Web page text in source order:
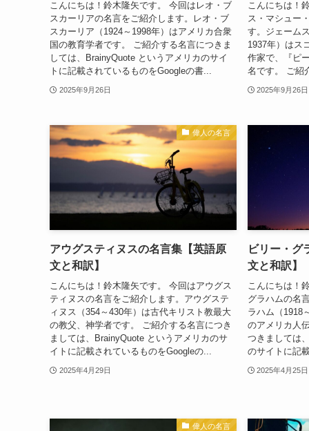
こんにちは！鈴木隆矢です。 今回はレオ・ブ
スカーリアの名言をご紹介します。レオ・ブ
スカーリア（1924～1998年）はアメリカ合衆
国の教育学者です。 ご紹介する名言につきま
しては、BrainyQuote というアメリカのサイ
トに記載されているものをGoogleの書...
2025年9月26日
こんにちは！
ス・マシュー
す。ジェーム
1937年）はス
作家で、『ピ
名です。 ご紹
2025年9月26日
偉人の名言
アウグスティヌスの名言集【英語原
文と和訳】
こんにちは！鈴木隆矢です。 今回はアウグス
ティヌスの名言をご紹介します。アウグステ
ィヌス（354～430年）は古代キリスト教最大
の教父、神学者です。 ご紹介する名言につき
ましては、BrainyQuote というアメリカのサ
イトに記載されているものをGoogleの...
2025年4月29日
ビリー・グ
文と和訳】
こんにちは！
グラハムの名
ラハム（1918
のアメリカ人
つきましては
のサイトに記
2025年4月25日
偉人の名言